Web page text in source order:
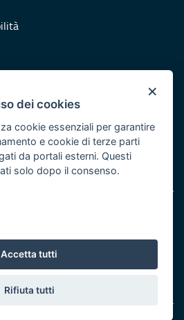
Puglia
del POR Puglia 2014/2020 -
×
dei cookies
cookie essenziali per garantire
e cookie di terze parti
da portali esterni. Questi
solo dopo il consenso.
Accetta tutti
Rifiuta tutti